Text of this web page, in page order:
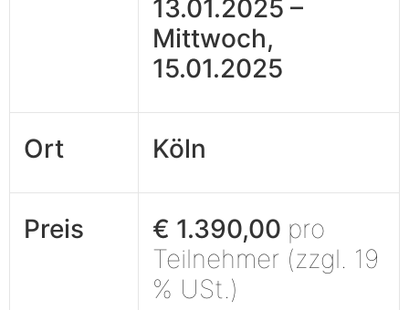
13.01.2025 –
Mittwoch,
15.01.2025
Ort Köln
Preis € 1.390,00 pro
Teilnehmer (zzgl. 19
% USt.)